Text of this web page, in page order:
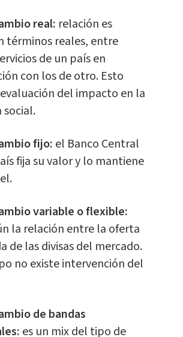
real: relación es
términos reales, entre
de un país en
con los de otro. Esto
del impacto en la
fijo: el Banco Central
fija su valor y lo mantiene
variable o flexible:
la relación entre la oferta
de las divisas del mercado.
no existe intervención del
de bandas
es un mix del tipo de